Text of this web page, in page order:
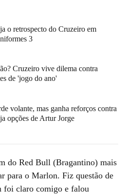
o retrospecto do Cruzeiro em
3
Cruzeiro vive dilema contra
de 'jogo do ano'
volante, mas ganha reforços contra
opções de Artur Jorge
do Red Bull (Bragantino) mais
para o Marlon. Fiz questão de
claro comigo e falou